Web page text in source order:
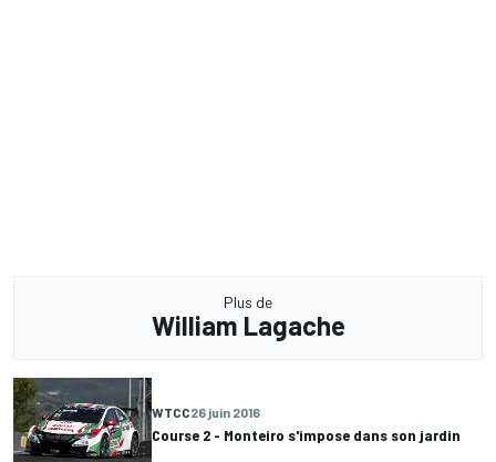
Plus de
William Lagache
WTCC26 juin 2016
Course 2 - Monteiro s'impose dans son jardin